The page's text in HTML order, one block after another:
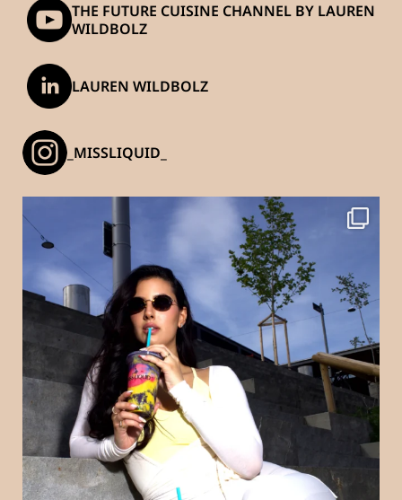
THE FUTURE CUISINE CHANNEL BY LAUREN
WILDBOLZ
LAUREN WILDBOLZ
_MISSLIQUID_